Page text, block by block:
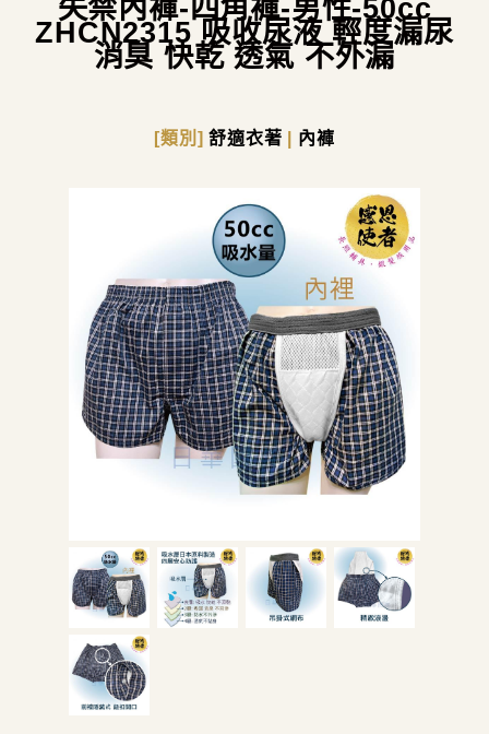
失禁內褲-四角褲-男性-50cc
ZHCN2315 吸收尿液 輕度漏尿
消臭 快乾 透氣 不外漏
[類別]舒適衣著 內褲